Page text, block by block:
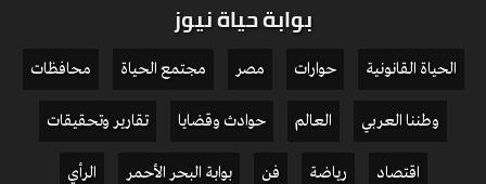
بوابة حياة نيوز
الحياة القانونية حوارات مصر مجتمع الحياة
محافظات
وطننا العربي
العالم حوادث وقضايا
تقارير وتحقيقات
اقتصاد
رياضة فن بوابة البحر الأحمر الرأي